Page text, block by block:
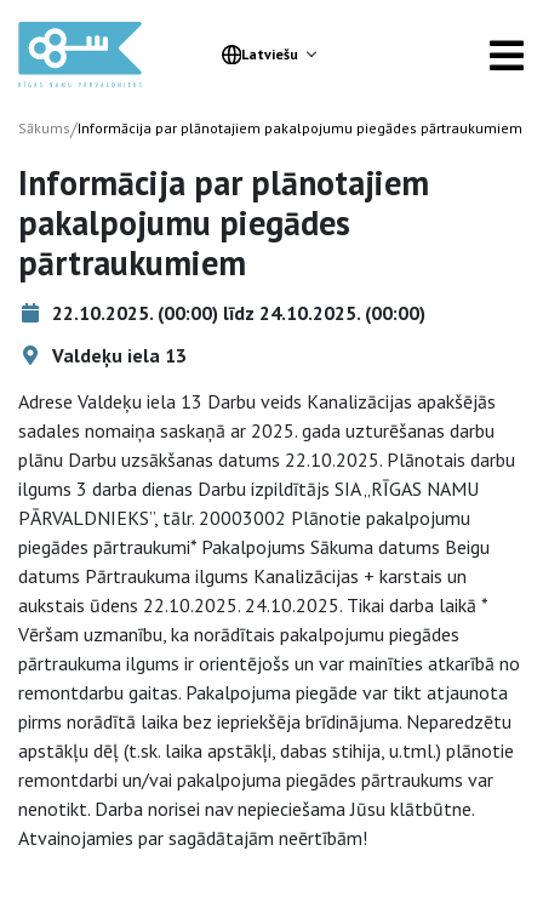
Latviešu
Sākums/Informācija par plānotajiem pakalpojumu piegādes pārtraukumiem
Informācija par plānotajiem
pakalpojumu piegādes
pārtraukumiem
22.10.2025. (00:00) līdz 24.10.2025. (00:00)
Valdeķu iela 13
Adrese Valdeķu iela 13 Darbu veids Kanalizācijas apakšējās
sadales nomaiņa saskaņā ar 2025. gada uzturēšanas darbu
plānu Darbu uzsākšanas datums 22.10.2025. Plānotais darbu
ilgums 3 darba dienas Darbu izpildītājs SIA „RĪGAS NAMU
PĀRVALDNIEKS”, tālr. 20003002 Plānotie pakalpojumu
piegādes pārtraukumi* Pakalpojums Sākuma datums Beigu
datums Pārtraukuma ilgums Kanalizācijas + karstais un
aukstais ūdens 22.10.2025. 24.10.2025. Tikai darba laikā *
Vēršam uzmanību, ka norādītais pakalpojumu piegādes
pārtraukuma ilgums ir orientējošs un var mainīties atkarībā no
remontdarbu gaitas. Pakalpojuma piegāde var tikt atjaunota
pirms norādītā laika bez iepriekšēja brīdinājuma. Neparedzētu
apstākļu dēļ (t.sk. laika apstākļi, dabas stihija, u.tml.) plānotie
remontdarbi un/vai pakalpojuma piegādes pārtraukums var
nenotikt. Darba norisei nav nepieciešama Jūsu klātbūtne.
Atvainojamies par sagādātajām neērtībām!